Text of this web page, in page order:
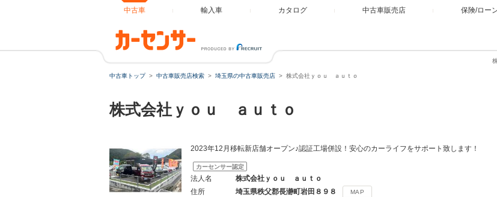
中古車 輸入車 カタログ 中古車販売店 保険/ロー
中古車トップ 中古車販売店検索 埼玉県の中古車販売店 株式会社ｙｏｕ ａｕｔｏ
株式会社ｙｏｕ ａｕｔｏ
2023年12月移転新店舗オープン♪認証工場併設！安心のカーライフをサポート致します！
カーセンサー認定
法人名
株式会社ｙｏｕ ａｕｔｏ
住所
埼玉県秩父郡長瀞町岩田８９８ MAP